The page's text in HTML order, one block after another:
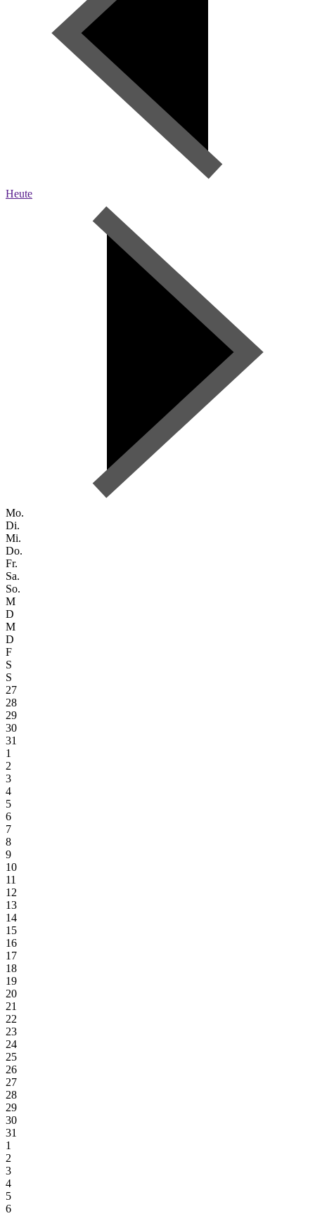
Heute
Mo.
Di.
Mi.
Do.
Fr.
Sa.
So.
M
D
M
D
F
S
S
27
28
29
30
31
1
2
3
4
5
6
7
8
9
10
11
12
13
14
15
16
17
18
19
20
21
22
23
24
25
26
27
28
29
30
31
1
2
3
4
5
6